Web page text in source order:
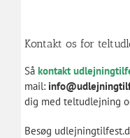
Kontakt os for
Så kontakt
mail:
dig med teltudlejning
Besøg